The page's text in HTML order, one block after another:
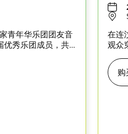
青年华乐团团友音
优秀乐团成员，共
of
急便》等，展现音
千万别错过！
在连
观众
采，
卓可
视